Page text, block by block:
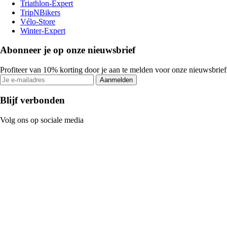
Triathlon-Expert
TripNBikers
Vélo-Store
Winter-Expert
Abonneer je op onze nieuwsbrief
Profiteer van 10% korting door je aan te melden voor onze nieuwsbrief
Aanmelden
Blijf verbonden
Volg ons op sociale media